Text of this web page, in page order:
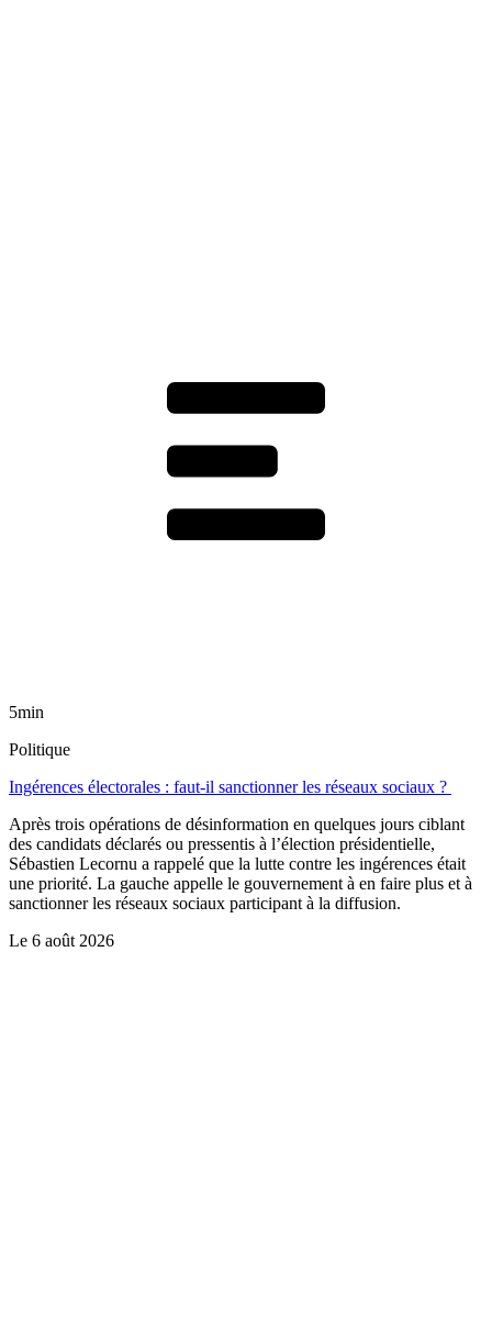
5min
Politique
Ingérences électorales : faut-il sanctionner les réseaux sociaux ?
Après trois opérations de désinformation en quelques jours ciblant
des candidats déclarés ou pressentis à l’élection présidentielle,
Sébastien Lecornu a rappelé que la lutte contre les ingérences était
une priorité. La gauche appelle le gouvernement à en faire plus et à
sanctionner les réseaux sociaux participant à la diffusion.
Le 6 août 2026